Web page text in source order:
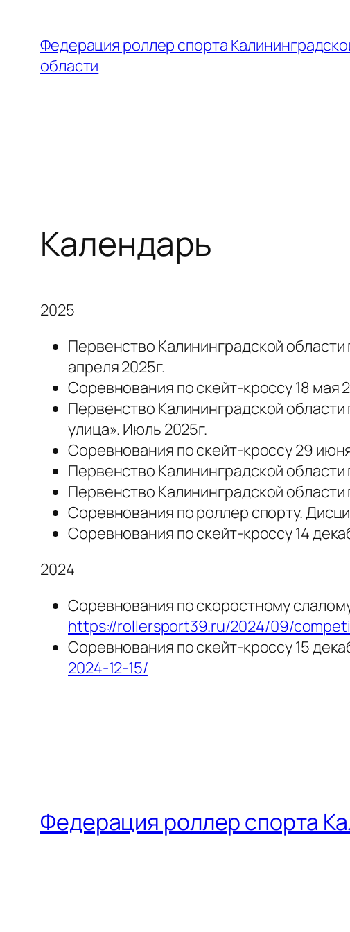
содержимому
Федерация роллер спорта
области
Календарь
2025
Первенство Калининградской
апреля 2025г.
Соревнования по скейт-кроссу 18 мая
Первенство Калининградской
улица». Июль 2025г.
Соревнования по скейт-кроссу 29
Первенство Калининградской области
Первенство Калининградской области
Соревнования по роллер спорту.
Соревнования по скейт-кроссу 14
2024
Соревнования по скоростному
https://rollersport39.ru/2024/09/
Соревнования по скейт-кроссу 15
2024-12-15/
Федерация роллер спорта